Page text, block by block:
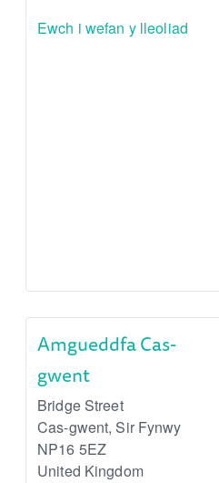
Ewch i wefan y lleoliad
Amgueddfa Cas-
gwent
Bridge Street
Cas-gwent, Sir Fynwy
NP16 5EZ
United Kingdom